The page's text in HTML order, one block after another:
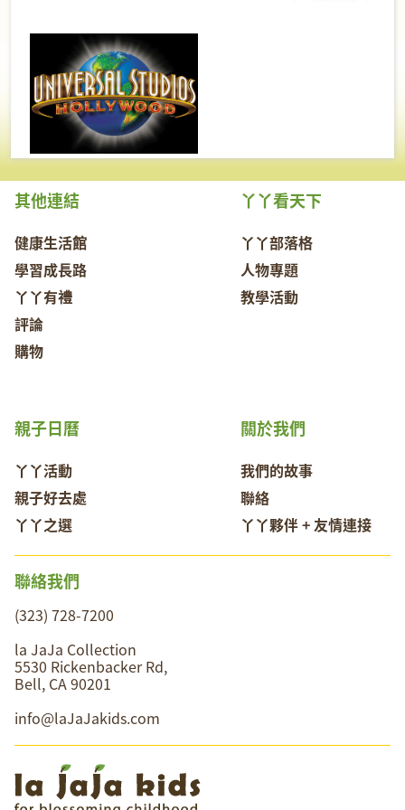
其他連結
健康生活館
學習成長路
丫丫有禮
評論
購物
丫丫看天下
丫丫部落格
人物專題
教學活動
關於我們
我們的故事
聯絡
丫丫夥伴 + 友情連接
親子日曆
丫丫活動
親子好去處
丫丫之選
聯絡我們
(323) 728-7200
la JaJa Collection
5530 Rickenbacker Rd,
Bell, CA 90201
info@laJaJakids.com